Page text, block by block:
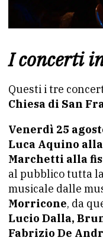
I concerti
Questi i tre
Chiesa di San
Venerdì 25
Luca Aquino
Marchetti alla
al pubblico tutta
musicale dalle
Morricone, da
Lucio Dalla,
Fabrizio De